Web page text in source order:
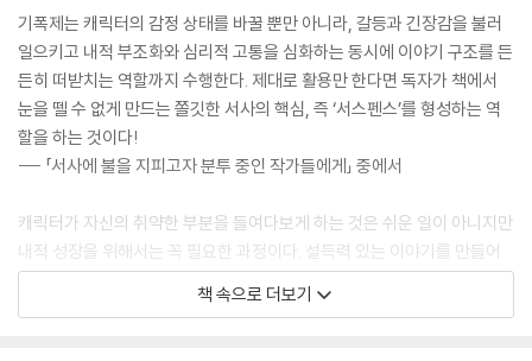
기폭제는 캐릭터의 감정 상태를 바꿀 뿐만 아니라, 갈등과 긴장감을 불러
일으키고 내적 부조화와 심리적 고통을 심화하는 동시에 이야기 구조를 든
든히 떠받치는 역할까지 수행한다. 제대로 활용만 한다면 독자가 책에서
눈을 뗄 수 없게 만드는 쫄깃한 서사의 핵심, 즉 ‘서스펜스’를 형성하는 역
할을 하는 것이다!
--- 「서사에 불을 지피고자 분투 중인 작가들에게」 중에서
캐릭터가 자신의 취약한 부분을 들여다보게 하는 것은 쉬운 일이 아니지만
내적 성장을 위해서는 꼭 필요한 과정이다. 설득력 있는 이야기를 만들어
내려면 작가는 캐릭터의 감정 금고를 열고 비밀을 끄집어낼 방법을 알아야
한다. 두렵더라도 자신의 진짜 감정을 마주하도록 캐릭터를 몰아붙이고,
책 속으로 더보기